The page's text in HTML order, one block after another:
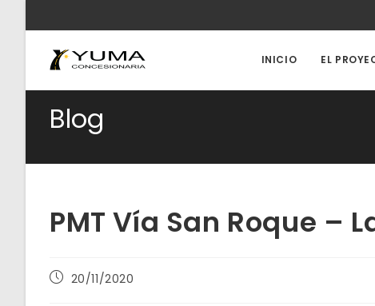
contenido
INICIO EL
Blog
PMT Vía San Roque –
Publicación
20/11/2020